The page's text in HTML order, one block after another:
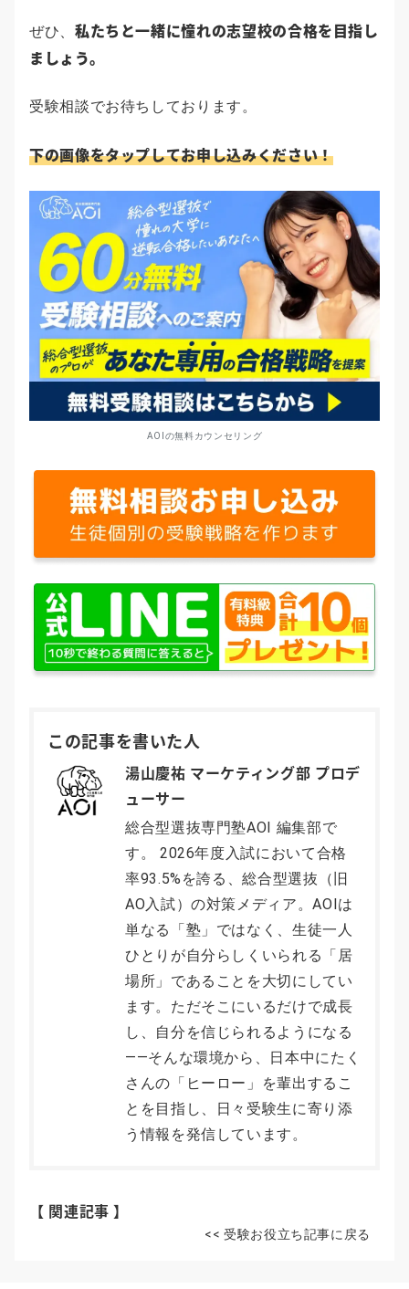
ぜひ、 私たちと一緒に憧れの志望校の合格を目指し
ましょう。
受験相談でお待ちしております。
下の画像をタップしてお申し込みください！
AOIの無料カウンセリング
この記事を書いた人
湯山慶祐 マーケティング部 プロデ
ューサー
総合型選抜専門塾AOI 編集部で
す。 2026年度入試において合格
率93.5%を誇る、総合型選抜（旧
AO入試）の対策メディア。AOIは
単なる「塾」ではなく、生徒一人
ひとりが自分らしくいられる「居
場所」であることを大切にしてい
ます。ただそこにいるだけで成長
し、自分を信じられるようになる
――そんな環境から、日本中にたく
さんの「ヒーロー」を輩出するこ
とを目指し、日々受験生に寄り添
う情報を発信しています。
【 関連記事 】
<< 受験お役立ち記事に戻る